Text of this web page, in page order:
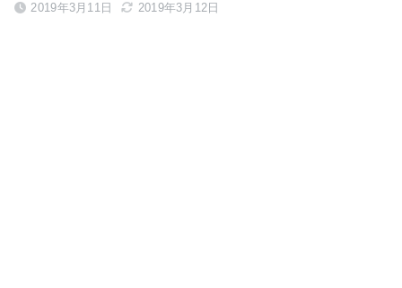
2019年3月11日 2019年3月12日